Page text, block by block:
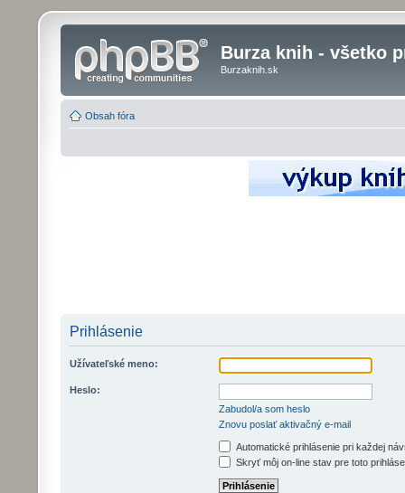
Burza knih - všetko
Burzaknih.sk
Obsah fóra
Prihlásenie
Užívateľské meno:
Heslo:
Zabudol/a som heslo
Znovu poslať aktivačný e-mail
Automatické prihlásenie pri každej
Skryť môj on-line stav pre toto